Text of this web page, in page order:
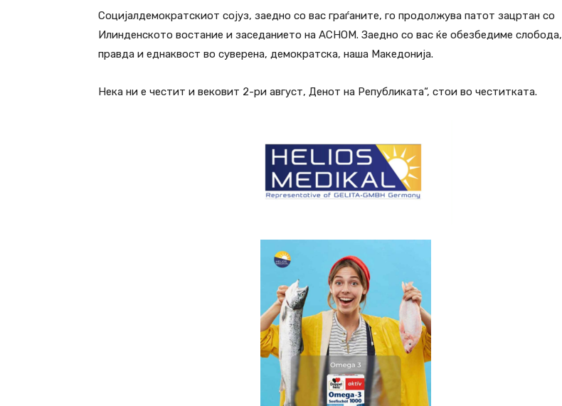
Социјалдемократскиот сојуз, заедно со вас граѓаните, го продолжува патот зацртан со
Илинденското востание и заседанието на АСНОМ. Заедно со вас ќе обезбедиме слобода,
правда и еднаквост во суверена, демократска, наша Македонија.
Нека ни е честит и вековит 2-ри август, Денот на Републиката“, стои во честитката.